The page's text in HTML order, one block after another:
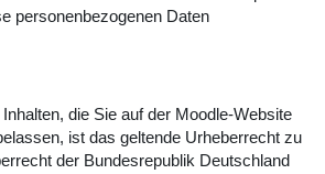
personenbezogenen Daten
die Sie auf der Moodle-Website
ist das geltende Urheberrecht zu
der Bundesrepublik Deutschland